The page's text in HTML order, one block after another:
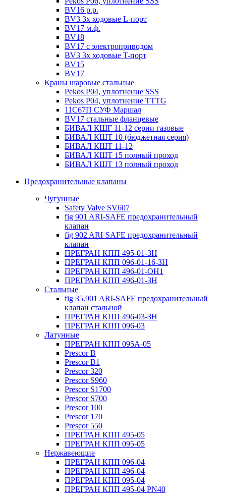
BV16 р.р.
BV3 3х ходовые L-порт
BV17 м.ф.
BV18
BV17 с электроприводом
BV3 3х ходовые T-порт
BV15
BV17
Краны шаровые стальные
Pekos P04, уплотнение SSS
Pekos P04, уплотнение ТТТG
11С67П СУФ Маршал
BV17 стальные фланцевые
БИВАЛ КШГ 11-12 серии газовые
БИВАЛ КШТ 10 (бюджетная серия)
БИВАЛ КШТ 11-12
БИВАЛ КШТ 15 полный проход
БИВАЛ КШТ 13 полный проход
Предохранительные клапаны
Чугунные
Safety Valve SV607
fig 901 ARI-SAFE предохранительный
клапан
fig 902 ARI-SAFE предохранительный
клапан
ПРЕГРАН КПП 495-01-ЗН
ПРЕГРАН КПП 096-01-16-ЗН
ПРЕГРАН КПП 496-01-ОН1
ПРЕГРАН КПП 496-01-ЗН
Стальные
fig 35.901 ARI-SAFE предохранительный
клапан стальной
ПРЕГРАН КПП 496-03-ЗН
ПРЕГРАН КПП 096-03
Латунные
ПРЕГРАН КПП 095А-05
Prescor B
Prescor B1
Prescor 320
Prescor S960
Prescor S1700
Prescor S700
Prescor 100
Prescor 170
Prescor 550
ПРЕГРАН КПП 495-05
ПРЕГРАН КПП 095-05
Нержавеющие
ПРЕГРАН КПП 096-04
ПРЕГРАН КПП 496-04
ПРЕГРАН КПП 095-04
ПРЕГРАН КПП 495-04 PN40